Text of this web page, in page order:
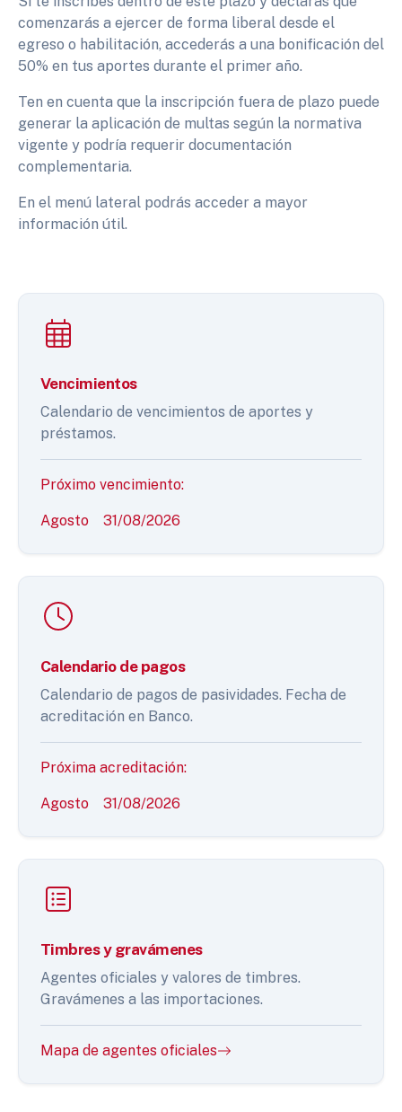
comenzarás a ejercer de forma liberal desde el
egreso o habilitación, accederás a una bonificación del
50% en tus aportes durante el primer año.
Ten en cuenta que la inscripción fuera de plazo puede
generar la aplicación de multas según la normativa
vigente y podría requerir documentación
complementaria.
En el menú lateral podrás acceder a mayor
información útil.
Vencimientos
Calendario de vencimientos de aportes y
préstamos.
Próximo vencimiento:
Agosto 31/08/2026
Calendario de pagos
Calendario de pagos de pasividades. Fecha de
acreditación en Banco.
Próxima acreditación:
Agosto 31/08/2026
Timbres y gravámenes
Agentes oficiales y valores de timbres.
Gravámenes a las importaciones.
Mapa de agentes oficiales